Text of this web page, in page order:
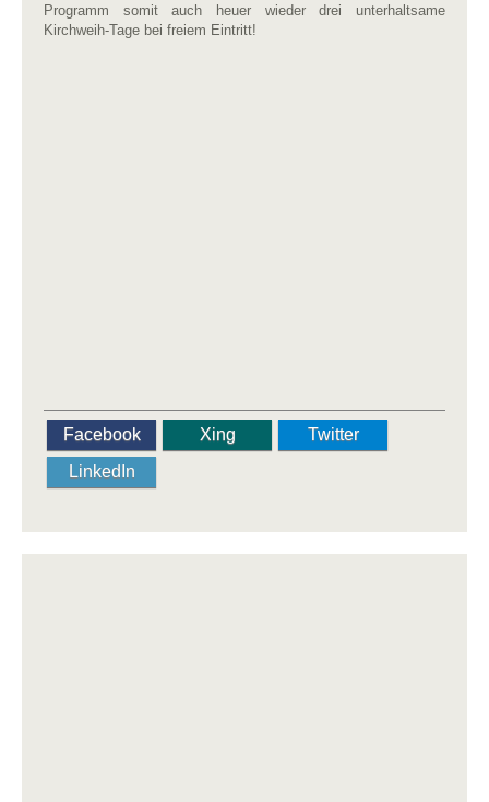
Programm somit auch heuer wieder drei unterhaltsame
Kirchweih-Tage bei freiem Eintritt!
Facebook Xing
Twitter
LinkedIn